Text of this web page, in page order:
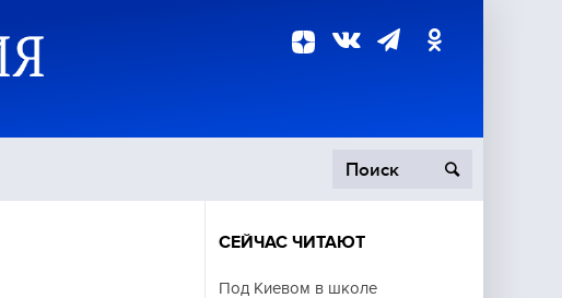
СЕЙЧАС ЧИТАЮТ
Под Киевом в школе